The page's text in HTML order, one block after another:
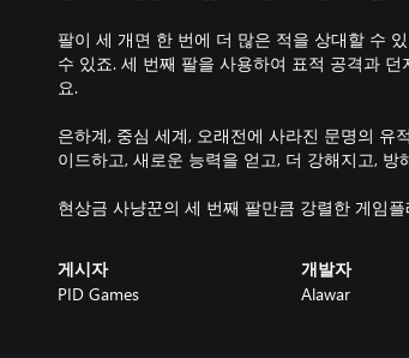
팔이 세 개면 한 번에 더 많은 적을 상대할 수
수 있죠. 세 번째 팔을 사용하여 표적 공격과
요.
은하계, 중심 세계, 오래전에 사라진 문명의 유
이드하고, 새로운 능력을 얻고, 더 강해지고,
현상금 사냥꾼의 세 번째 팔만큼 강렬한 게임
게시자
PID Games
개발자
Alawar